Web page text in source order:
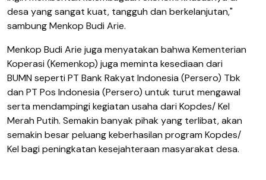
desa yang sangat kuat, tangguh dan berkelanjutan,"
sambung Menkop Budi Arie.
Menkop Budi Arie juga menyatakan bahwa Kementerian
Koperasi (Kemenkop) juga meminta kesediaan dari
BUMN seperti PT Bank Rakyat Indonesia (Persero) Tbk
dan PT Pos Indonesia (Persero) untuk turut mengawal
serta mendampingi kegiatan usaha dari Kopdes/ Kel
Merah Putih. Semakin banyak pihak yang terlibat, akan
semakin besar peluang keberhasilan program Kopdes/
Kel bagi peningkatan kesejahteraan masyarakat desa.